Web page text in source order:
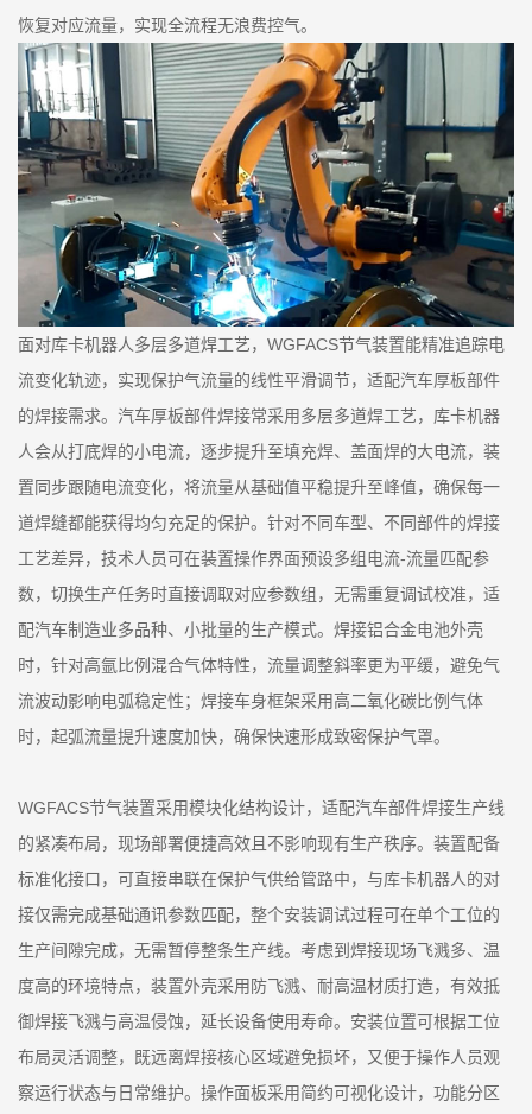
恢复对应流量，实现全流程无浪费控气。
面对库卡机器人多层多道焊工艺，WGFACS节气装置能精准追踪电
流变化轨迹，实现保护气流量的线性平滑调节，适配汽车厚板部件
的焊接需求。汽车厚板部件焊接常采用多层多道焊工艺，库卡机器
人会从打底焊的小电流，逐步提升至填充焊、盖面焊的大电流，装
置同步跟随电流变化，将流量从基础值平稳提升至峰值，确保每一
道焊缝都能获得均匀充足的保护。针对不同车型、不同部件的焊接
工艺差异，技术人员可在装置操作界面预设多组电流-流量匹配参
数，切换生产任务时直接调取对应参数组，无需重复调试校准，适
配汽车制造业多品种、小批量的生产模式。焊接铝合金电池外壳
时，针对高氩比例混合气体特性，流量调整斜率更为平缓，避免气
流波动影响电弧稳定性；焊接车身框架采用高二氧化碳比例气体
时，起弧流量提升速度加快，确保快速形成致密保护气罩。
WGFACS节气装置采用模块化结构设计，适配汽车部件焊接生产线
的紧凑布局，现场部署便捷高效且不影响现有生产秩序。装置配备
标准化接口，可直接串联在保护气供给管路中，与库卡机器人的对
接仅需完成基础通讯参数匹配，整个安装调试过程可在单个工位的
生产间隙完成，无需暂停整条生产线。考虑到焊接现场飞溅多、温
度高的环境特点，装置外壳采用防飞溅、耐高温材质打造，有效抵
御焊接飞溅与高温侵蚀，延长设备使用寿命。安装位置可根据工位
布局灵活调整，既远离焊接核心区域避免损坏，又便于操作人员观
察运行状态与日常维护。操作面板采用简约可视化设计，功能分区